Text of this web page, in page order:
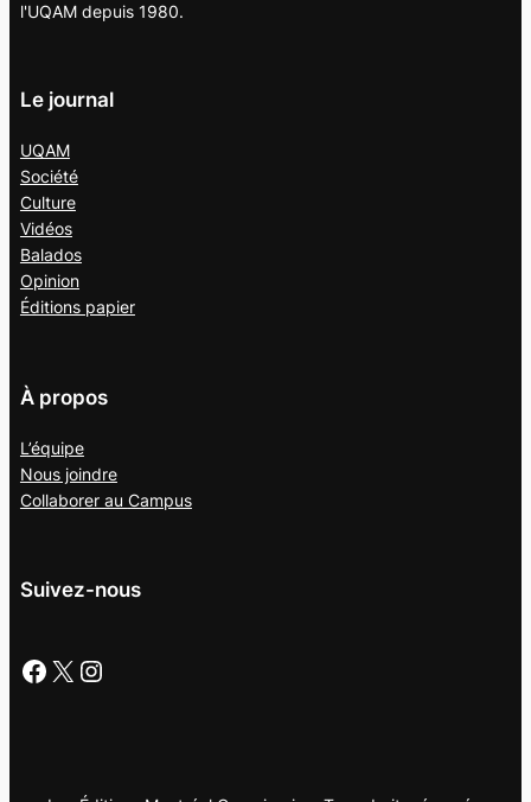
l'UQAM depuis 1980.
Le journal
UQAM
Société
Culture
Vidéos
Balados
Opinion
Éditions papier
À propos
L’équipe
Nous joindre
Collaborer au Campus
Suivez-nous
Facebook X Instagram